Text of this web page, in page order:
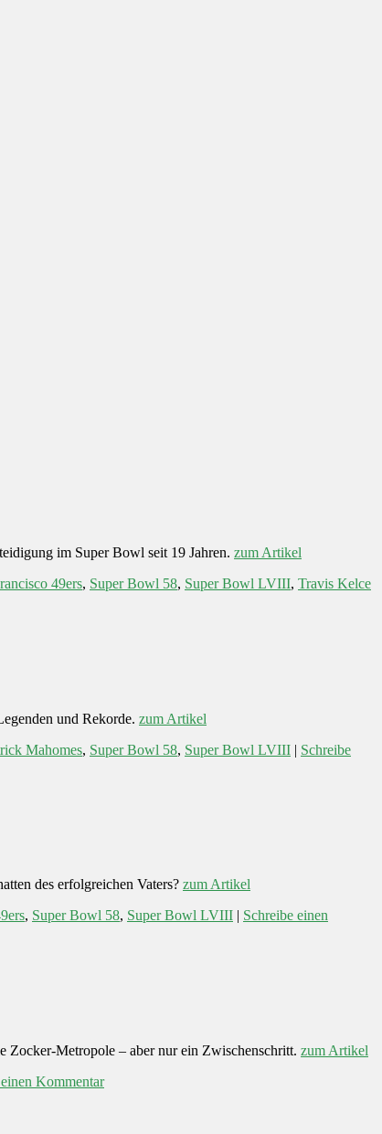
im Super Bowl seit 19 Jahren. zum Artikel
49ers, Super Bowl 58, Super Bowl LVIII, Travis Kelce
und Rekorde. zum Artikel
Mahomes, Super Bowl 58, Super Bowl LVIII | Schreibe
des erfolgreichen Vaters? zum Artikel
, Super Bowl 58, Super Bowl LVIII | Schreibe einen
Zocker-Metropole – aber nur ein Zwischenschritt. zum Artikel
Kommentar